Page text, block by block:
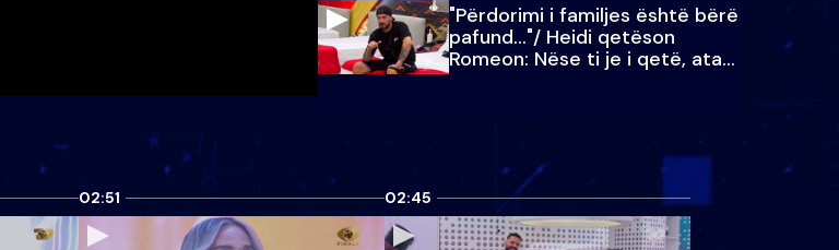
"Përdorimi i familjes është bërë
pafund…"/ Heidi qetëson
Romeon: Nëse ti je i qetë, ata
qetësohen
02:51 02:45